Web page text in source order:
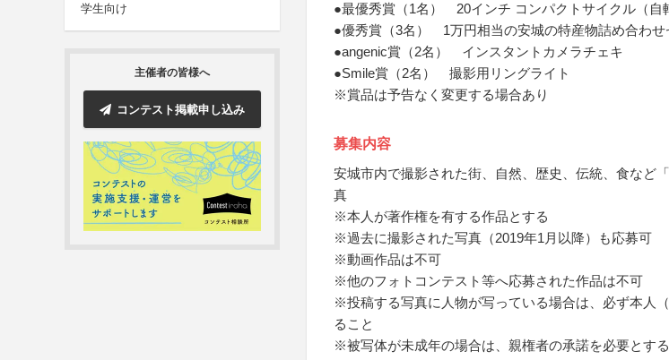
学生向け
主催者の皆様へ
コンテスト掲載申し込み
●最優秀賞（1名） 20インチ コンパクトサイクル（自
●優秀賞（3名） 1万円相当の安城の特産物詰め合わせ
●angenic賞（2名） インスタントカメラチェキ
●Smile賞（2名） 撮影用リングライト
※賞品は予告なく変更する場合あり
募集内容
安城市内で撮影された街、自然、歴史、伝統、食など
真
※本人が著作権を有する作品とする
※過去に撮影された写真（2019年1月以降）も応募可
※動画作品は不可
※他のフォトコンテスト等へ応募された作品は不可
※投稿する写真に人物が写っている場合は、必ず本人
ること
※被写体が未成年の場合は、親権者の承諾を必要とする